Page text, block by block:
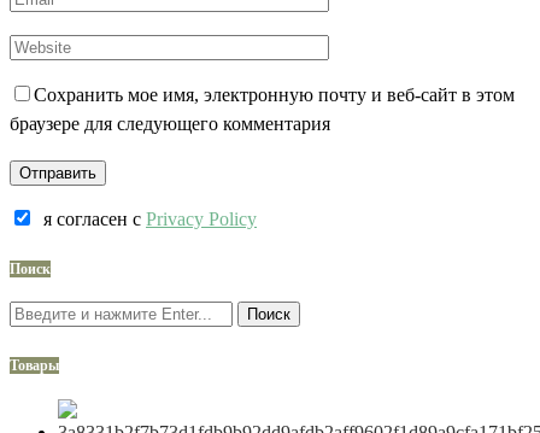
Сохранить мое имя, электронную почту и веб-сайт в этом
браузере для следующего комментария
я согласен c Privacy Policy
Поиск
Поиск
Товары